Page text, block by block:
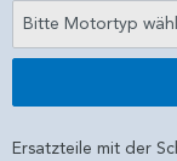
Bitte Motortyp
Ersatzteile mit der